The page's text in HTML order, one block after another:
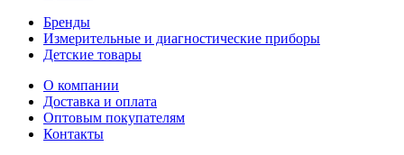
Бренды
Измерительные и диагностические приборы
Детские товары
О компании
Доставка и оплата
Оптовым покупателям
Контакты